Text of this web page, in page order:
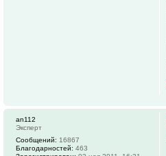
an112
Эксперт
Сообщений: 16867
Благодарностей: 463